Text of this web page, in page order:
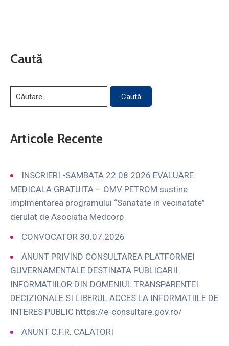
Caută
Articole Recente
INSCRIERI -SAMBATA 22.08.2026 EVALUARE
MEDICALA GRATUITA – OMV PETROM sustine
implmentarea programului “Sanatate in vecinatate”
derulat de Asociatia Medcorp
CONVOCATOR 30.07.2026
ANUNT PRIVIND CONSULTAREA PLATFORMEI
GUVERNAMENTALE DESTINATA PUBLICARII
INFORMATIILOR DIN DOMENIUL TRANSPARENTEI
DECIZIONALE SI LIBERUL ACCES LA INFORMATIILE DE
INTERES PUBLIC https://e-consultare.gov.ro/
ANUNT C.F.R. CALATORI